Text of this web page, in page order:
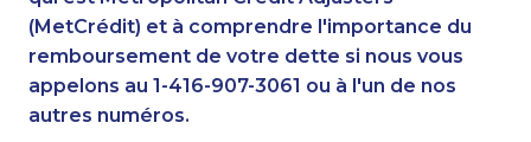
(MetCrédit) et à comprendre l'importance du
remboursement de votre dette si nous vous
appelons au 1-416-907-3061 ou à l'un de nos
autres numéros.